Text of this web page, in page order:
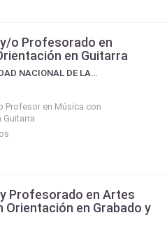
o Profesorado en
en Guitarra
UNLP - UNIVERSIDAD NACIONAL DE LA PLATA
Profesor en Música con
Guitarra
Profesorado en Artes
Orientación en Grabado y